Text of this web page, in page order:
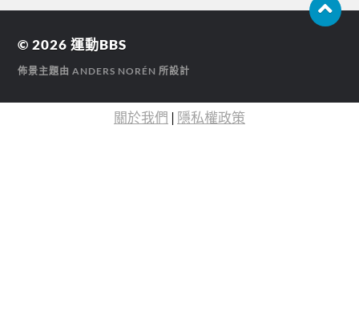
© 2026運動BBS
佈景主題由ANDERS NORÉN 所設計
關於我們 | 隱私權政策